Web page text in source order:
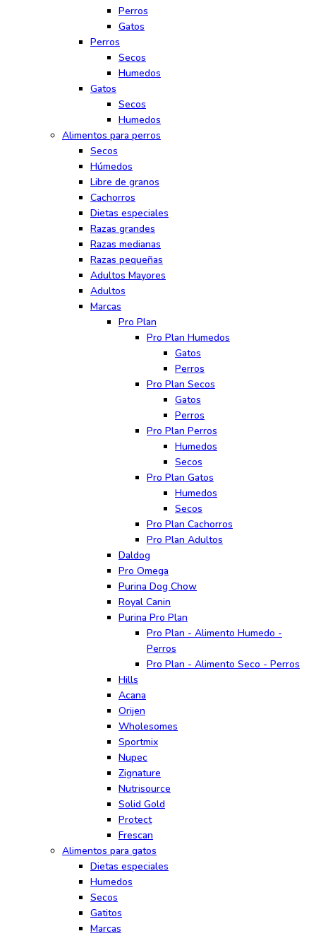
Perros
Gatos
Perros
Secos
Humedos
Gatos
Secos
Humedos
Alimentos para perros
Secos
Húmedos
Libre de granos
Cachorros
Dietas especiales
Razas grandes
Razas medianas
Razas pequeñas
Adultos Mayores
Adultos
Marcas
Pro Plan
Pro Plan Humedos
Gatos
Perros
Pro Plan Secos
Gatos
Perros
Pro Plan Perros
Humedos
Secos
Pro Plan Gatos
Humedos
Secos
Pro Plan Cachorros
Pro Plan Adultos
Daldog
Pro Omega
Purina Dog Chow
Royal Canin
Purina Pro Plan
Pro Plan - Alimento Humedo -
Perros
Pro Plan - Alimento Seco - Perros
Hills
Acana
Orijen
Wholesomes
Sportmix
Nupec
Zignature
Nutrisource
Solid Gold
Protect
Frescan
Alimentos para gatos
Dietas especiales
Humedos
Secos
Gatitos
Marcas